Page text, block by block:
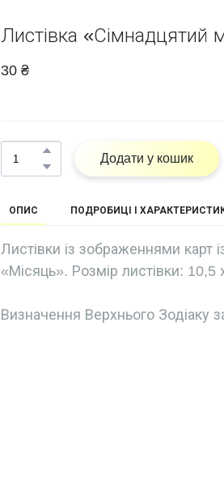
Листівка «Сімнадцятий
30 ₴
Додати у кошик
ОПИС ПОДРОБИЦІ І
Листівки із зображеннями карт
«Місяць». Розмір листівки:
Визначення Верхнього Зодіаку